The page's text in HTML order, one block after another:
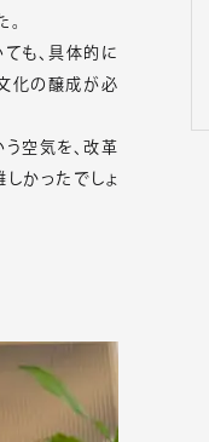
も、具体的に
化の醸成が必
空気を、改革
かったでしょ